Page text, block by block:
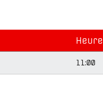
Heure
11:00